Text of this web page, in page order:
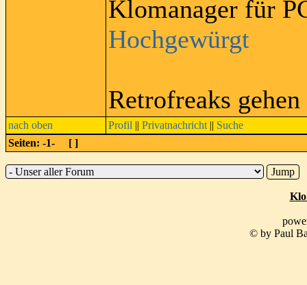
Klomanager für
Hochgewürgt
Retrofreaks
nach oben Profil || Privatnachricht || Suche
Seiten: -1- [ ]
© by Paul